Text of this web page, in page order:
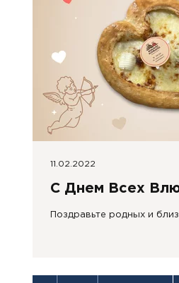
11.02.2022
С Днем Всех
Поздравьте родных и